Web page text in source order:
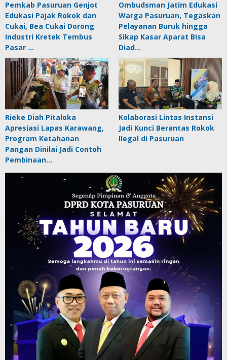
Pemkab Pasuruan Genjot
Edukasi Pajak Rokok dan
Cukai, Bea Cukai Dorong
Industri Kretek Tembus
Pasar …
Ombudsman Jatim Edukasi
Warga Pasuruan, Tegaskan
Pelayanan Buruk hingga
Sikap Kasar Aparat Bisa
Diad…
Rieke Diah Pitaloka
Apresiasi Lapas Karawang,
Program Ketahanan
Pangan Dinilai Jadi Contoh
Pembinaan…
Kolaborasi Lintas Instansi
Jadi Kunci Berantas Rokok
Ilegal di Pasuruan